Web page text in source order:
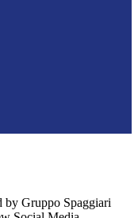
by Gruppo Spaggiari